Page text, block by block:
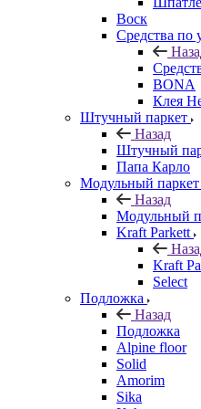
Воск
Средства по
BONA
Клея
Штучный паркет
Назад
Штучный
Папа Карло
Модульный паркет
Назад
Модульный
Kraft Parkett
Kraft
Select
Подложка
Назад
Подложка
Alpine floor
Solid
Amorim
Sika